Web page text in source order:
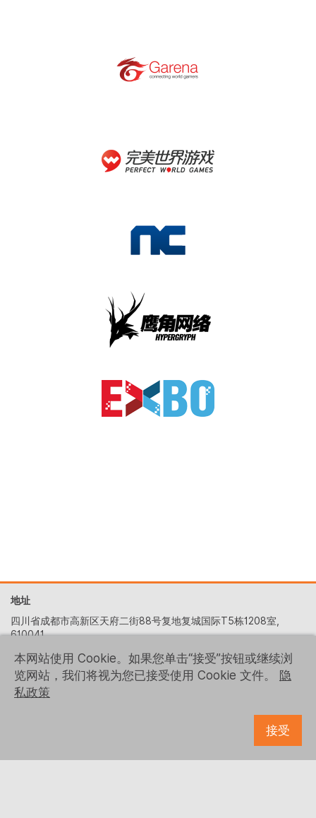
地址
四川省成都市高新区天府二街88号复地复城国际T5栋1208室,
610041
+86 (028) 6522-5329
contact-us@logrusit.com
我们的网站
本网站使用 Cookie。如果您单击“接受”按钮或继续浏
览网站，我们将视为您已接受使用 Cookie 文件。 隐
私政策
接受